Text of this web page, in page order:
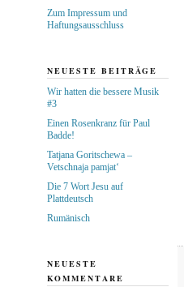
Zum Impressum und
Haftungsausschluss
NEUESTE BEITRÄGE
Wir hatten die bessere Musik
#3
Einen Rosenkranz für Paul
Badde!
Tatjana Goritschewa –
Vetschnaja pamjat‘
Die 7 Wort Jesu auf
Plattdeutsch
Rumänisch
NEUESTE
KOMMENTARE